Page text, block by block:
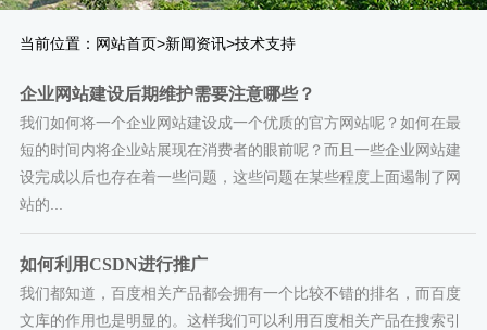
当前位置： 网站首页>新闻资讯>技术支持
企业网站建设后期维护需要注意哪些？
我们如何将一个企业网站建设成一个优质的官方网站呢？如何在最
短的时间内将企业站展现在消费者的眼前呢？而且一些企业网站建
设完成以后也存在着一些问题，这些问题在某些程度上面遏制了网
站的...
如何利用CSDN进行推广
我们都知道，百度相关产品都会拥有一个比较不错的排名，而百度
文库的作用也是明显的。这样我们可以利用百度相关产品在搜索引